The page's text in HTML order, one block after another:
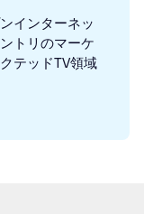
インターネッ
トリのマーケ
テッドTV領域